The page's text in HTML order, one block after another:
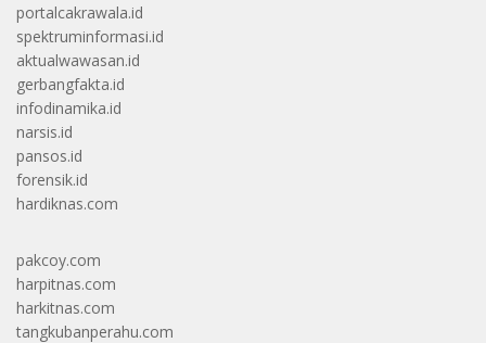
portalcakrawala.id
spektruminformasi.id
aktualwawasan.id
gerbangfakta.id
infodinamika.id
narsis.id
pansos.id
forensik.id
hardiknas.com
pakcoy.com
harpitnas.com
harkitnas.com
tangkubanperahu.com